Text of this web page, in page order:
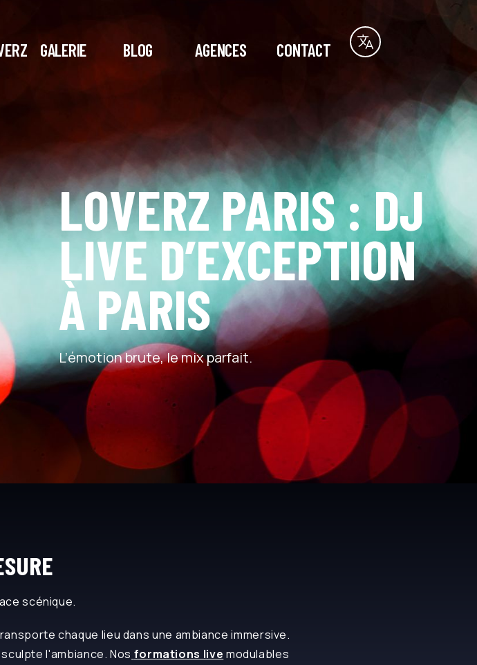
GALERIE BLOG AGENCES CONTACT
LOVERZ PARIS : DJ
LIVE D’EXCEPTION
À PARIS
L’émotion brute, le mix parfait.
scénique.
chaque lieu dans une ambiance immersive.
l'ambiance. Nos formations live modulables